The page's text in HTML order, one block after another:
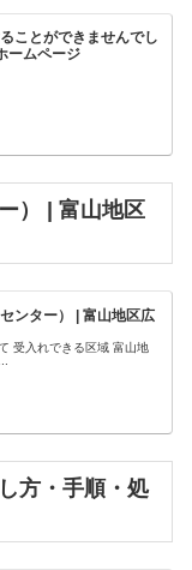
ことができませんでし
ームページ
） | 富山地区
ンター） | 富山地区広
受入れできる区域 富山地
方・手順・処